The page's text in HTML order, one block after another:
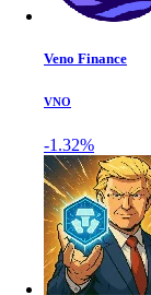
Veno Finance
VNO
-1.32%